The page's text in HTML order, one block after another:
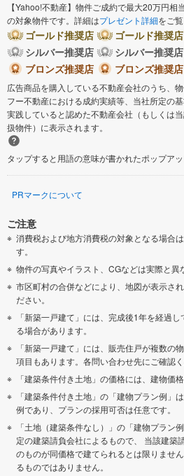
【Yahoo!不動産】物件ご成約で最大20万円相
の対象物件です。詳細はプレゼント詳細をご覧
ゴールド推奨店
ゴールド推奨
シルバー推奨店
シルバー推奨
ブロンズ推奨店
ブロンズ推奨
広告商品を購入している不動産会社のうち、
フー不動産における成約実績等、当社所定の
実践していると認めた不動産会社（もしくは
扱物件）に表示されます。
タップすると用語の意味が書かれたポップアッ
PRマークについて
ご注意
消費税および地方消費税の対象となる場合
す。
物件の写真やイラスト、CGなどは実際と異
市区町村の合併などにより、地図が表示さ
ださい。
「新築一戸建て」には、完成後1年を経過
る場合があります。
「新築一戸建て」には、販売住戸が複数の
項目もあります。各問い合わせ先にご確認く
「建築条件付き土地」の価格には、建物価
「建築条件付き土地」の「建物プラン例」
例であり、プランの採用可否は任意です。
「土地（建築条件なし）」の「建物プラン
定の建築請負会社によるもので、 当該建築
のものが同価格で建てられるとは限りませ
るものではありません。